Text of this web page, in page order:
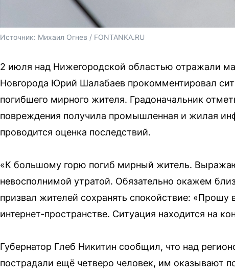
Источник: Михаил Огнев / FONTANKA.RU
2 июля над Нижегородской областью отражали
Новгорода Юрий Шалабаев прокомментировал
погибшего мирного жителя. Градоначальник
повреждения получила промышленная и жилая
проводится оценка последствий.
«К большому горю погиб мирный житель.
невосполнимой утратой. Обязательно окажем
призвал жителей сохранять спокойствие: «Прошу
интернет-пространстве. Ситуация находится на
Губернатор Глеб Никитин сообщил, что над
пострадали ещё четверо человек, им оказывают